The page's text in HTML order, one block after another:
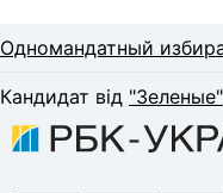
Одномандатный
Кандидат від "Зеленые"